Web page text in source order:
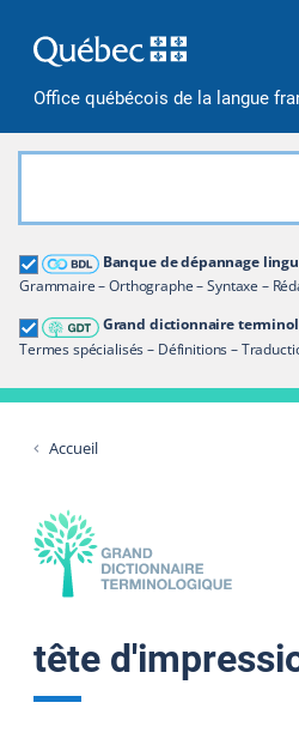
Office québécois de la langue
Banque de dépannage
Grammaire – Orthographe – Syntaxe –
Grand dictionnaire
Termes spécialisés – Définitions –
Grand dictionnaire
Restreindre aux termes
Accueil
tête